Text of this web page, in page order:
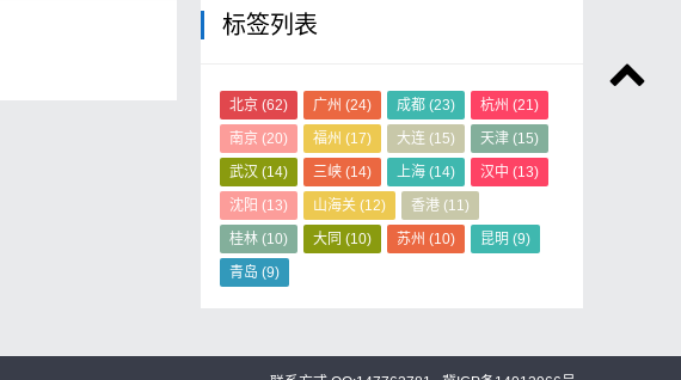
标签列表
北京 (62) 广州 (24) 成都 (23) 杭州 (21)
南京 (20) 福州 (17) 大连 (15) 天津 (15)
武汉 (14) 三峡 (14) 上海 (14) 汉中 (13)
沈阳 (13) 山海关 (12) 香港 (11)
桂林 (10) 大同 (10) 苏州 (10) 昆明 (9)
青岛 (9)